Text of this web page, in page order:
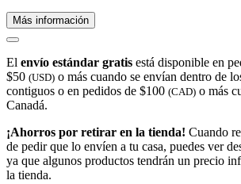
Más información
El envío estándar gratis está disponible en
$50 (USD) o más cuando se envían dentro de
contiguos o en pedidos de $100 (CAD) o más
Canadá.
¡Ahorros por retirar en la tienda! Cuando
de pedir que lo envíen a tu casa, puedes ver
ya que algunos productos tendrán un precio
la tienda.